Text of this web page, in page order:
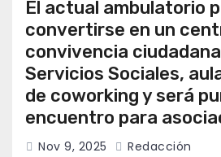
El actual ambulatorio
convertirse en un
convivencia
Servicios Sociales,
de coworking y será
encuentro para
Nov 9, 2025 Redacción